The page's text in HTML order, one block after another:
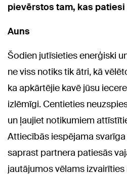
pievērstos tam, kas
Auns
Šodien jutīsieties enerģiski
ne viss notiks tik ātri, kā
ka apkārtējie kavē jūsu
izlēmīgi. Centieties
un ļaujiet notikumiem
Attiecībās iespējama
saprast partnera patiesās
jautājumos vēlams